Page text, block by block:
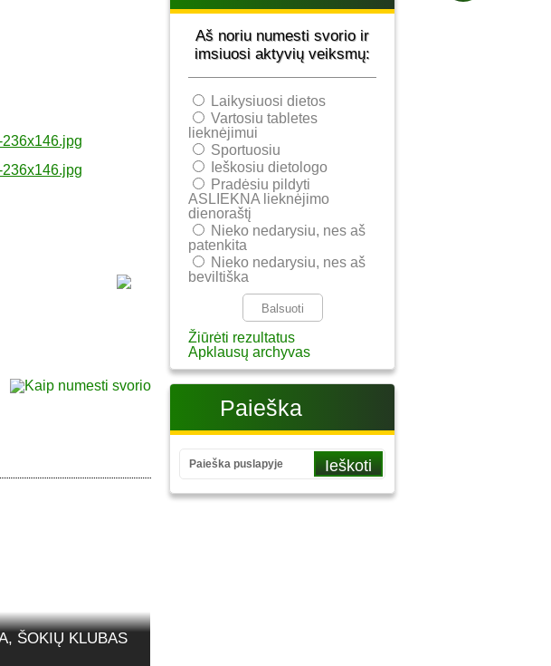
ŠOKIŲ KLUBAS
Aš noriu numesti svorio ir
imsiuosi aktyvių veiksmų:
Laikysiuosi dietos
Vartosiu tabletes
lieknėjimui
Sportuosiu
Ieškosiu dietologo
Pradėsiu pildyti
ASLIEKNA lieknėjimo
dienoraštį
Nieko nedarysiu, nes aš
patenkita
Nieko nedarysiu, nes aš
beviltiška
Žiūrėti rezultatus
Apklausų archyvas
Paieška